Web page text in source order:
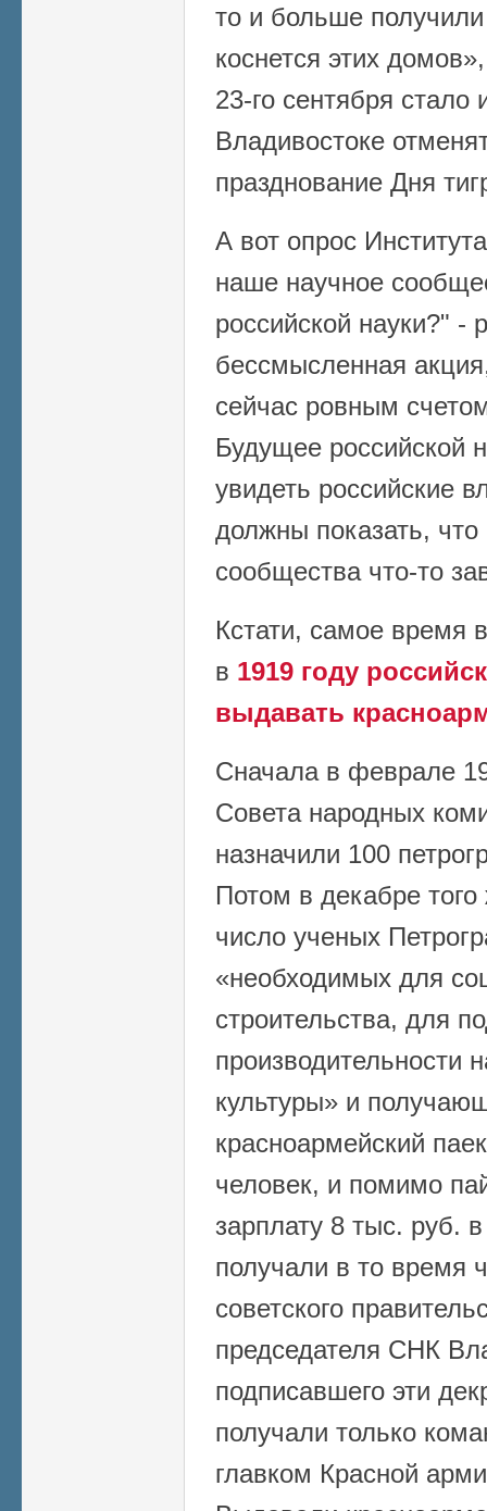
то и больше
коснется этих
23-го сентября стало
Владивостоке
празднование Дня
А вот опрос
наше научное
российской науки?" -
бессмысленная
сейчас ровным
Будущее российской
увидеть российские
должны показать,
сообщества что-то
Кстати, самое время
в 1919 году
выдавать
Сначала в феврале
Совета народных
назначили 100
Потом в декабре
число ученых
«необходимых для
строительства, для
производительности
культуры» и
красноармейский
человек, и помимо
зарплату 8 тыс. руб.
получали в то
советского
председателя СНК
подписавшего эти
получали только
главком Красной